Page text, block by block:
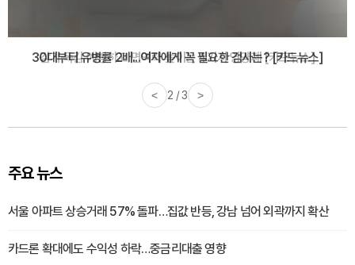
감기·독감 예방하고 면역력 높이는 4가지 영양제 [카드뉴스]
< 3 / 3 >
주요 뉴스
서울 아파트 상승거래 57% 돌파…집값 반등, 강남 넘어 외곽까지 확산
카드론 확대에도 수익성 하락…중금리대출 영향